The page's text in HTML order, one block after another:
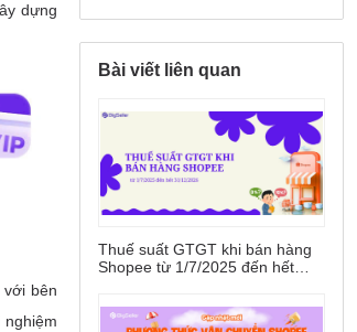
Bài viết liên quan
Thuế suất GTGT khi bán hàng
Shopee từ 1/7/2025 đến hết